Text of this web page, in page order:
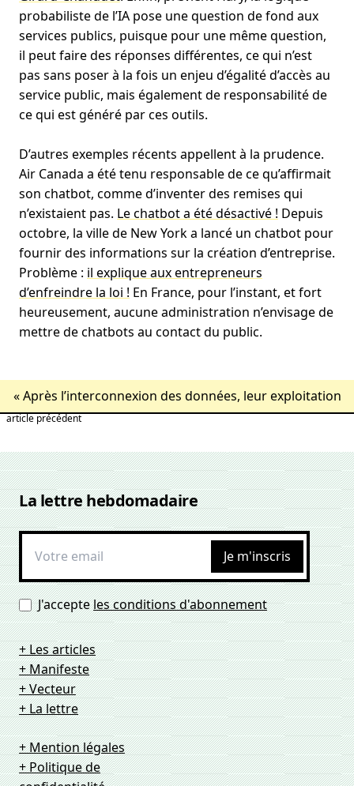
probabiliste de l’IA pose une question de fond aux
services publics, puisque pour une même question,
il peut faire des réponses différentes, ce qui n’est
pas sans poser à la fois un enjeu d’égalité d’accès au
service public, mais également de responsabilité de
ce qui est généré par ces outils.
D’autres exemples récents appellent à la prudence.
Air Canada a été tenu responsable de ce qu’affirmait
son chatbot, comme d’inventer des remises qui
n’existaient pas. Le chatbot a été désactivé ! Depuis
octobre, la ville de New York a lancé un chatbot pour
fournir des informations sur la création d’entreprise.
Problème : il explique aux entrepreneurs
d’enfreindre la loi ! En France, pour l’instant, et fort
heureusement, aucune administration n’envisage de
mettre de chatbots au contact du public.
article précédent
«Après l’interconnexion des données, leur exploitation
La lettre hebdomadaire
Je m'inscris
J'accepteles conditions d'abonnement
+ Les articles
+ Manifeste
+ Vecteur
+ La lettre
+ Mention légales
+ Politique de